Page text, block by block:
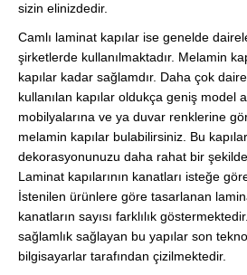
sizin elinizdedir.
Camlı laminat kapılar ise genelde
şirketlerde kullanılmaktadır. Melamin
kapılar kadar sağlamdır. Daha çok
kullanılan kapılar oldukça geniş model
mobilyalarına ve ya duvar renklerine
melamin kapılar bulabilirsiniz. Bu
dekorasyonunuzu daha rahat bir şekilde
Laminat kapılarının kanatları isteğe
İstenilen ürünlere göre tasarlanan
kanatların sayısı farklılık
sağlamlık sağlayan bu yapılar son
bilgisayarlar tarafından çizilmektedir.